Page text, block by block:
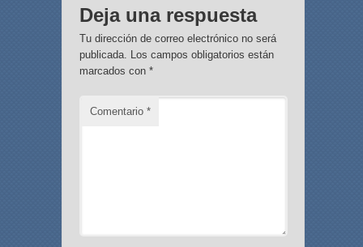
Deja una respuesta
Tu dirección de correo electrónico no será
publicada. Los campos obligatorios están
marcados con *
Comentario *